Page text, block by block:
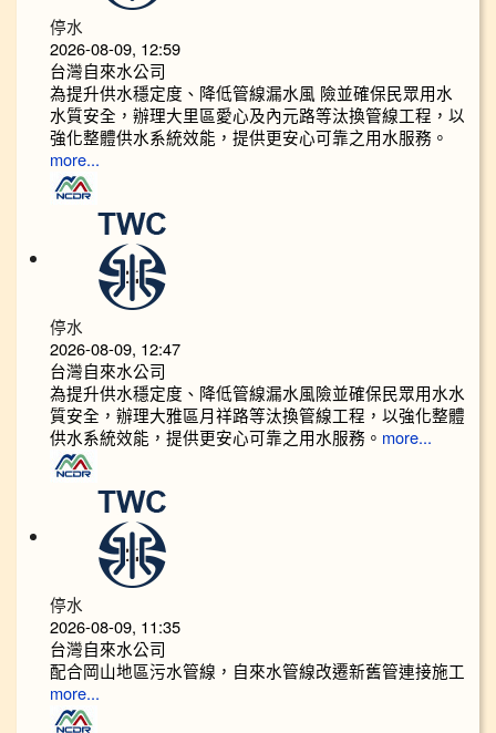
停水
2026-08-09, 12:59
台灣自來水公司
為提升供水穩定度、降低管線漏水風 險並確保民眾用水
水質安全，辦理大里區愛心及內元路等汰換管線工程，以
強化整體供水系統效能，提供更安心可靠之用水服務。
more...
停水
2026-08-09, 12:47
台灣自來水公司
為提升供水穩定度、降低管線漏水風險並確保民眾用水水
質安全，辦理大雅區月祥路等汰換管線工程，以強化整體
供水系統效能，提供更安心可靠之用水服務。 more...
停水
2026-08-09, 11:35
台灣自來水公司
配合岡山地區污水管線，自來水管線改遷新舊管連接施工
more...